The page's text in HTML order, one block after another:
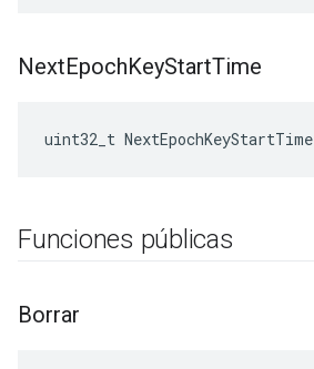
NextEpochKeyStartTime
uint32_t NextEpochKeyStartTime
Funciones públicas
Borrar